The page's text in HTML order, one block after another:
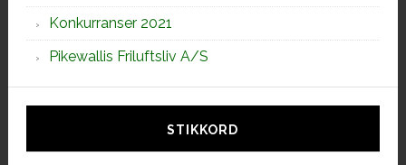
Konkurranser 2021
Pikewallis Friluftsliv A/S
STIKKORD